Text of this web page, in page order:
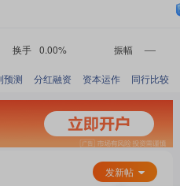
热
换手 0.00% 振幅 -
预测 分红融资 资本运作 同行比较
发新帖